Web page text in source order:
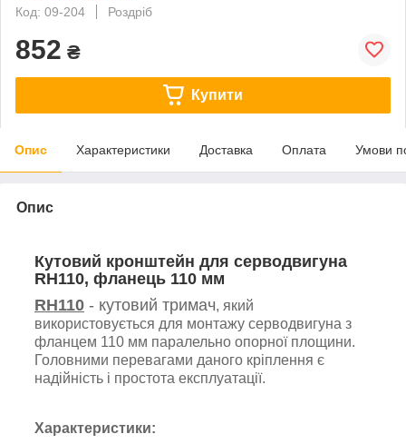
Код: 09-204
Роздріб
852 ₴
Купити
Опис Характеристики Доставка Оплата Умови
Опис
Кутовий кронштейн для серводвигуна
RH110, фланець 110 мм
RH110 - кутовий тримач, який
використовується для монтажу серводвигуна з
фланцем 110 мм паралельно опорної площини.
Головними перевагами даного кріплення є
надійність і простота експлуатації.
Характеристики: